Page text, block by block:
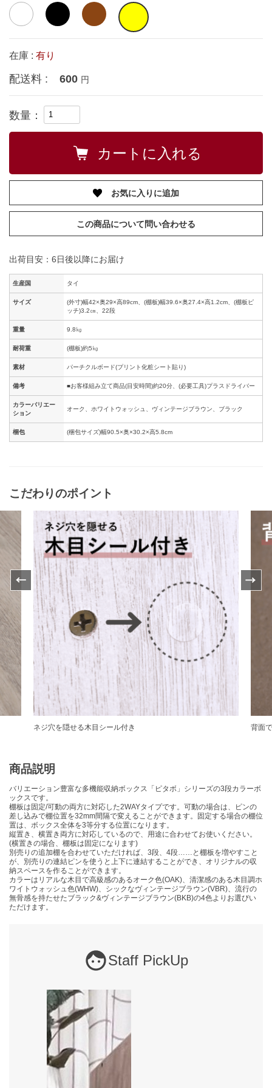
在庫 : 有り
配送料 : 600 円
数量：
お気に入りに追加
この商品について問い合わせる
出荷目安：6日後以降にお届け
生産国 タイ
サイズ
(外寸)幅42×奥29×高89cm、(棚板)幅39.6×奥27.4×高1.2cm、(棚板ピ
ッチ)3.2㎝、22段
重量 9.8㎏
耐荷重 (棚板)約5㎏
素材 パーチクルボード(プリント化粧シート貼り)
備考 ■お客様組み立て商品(目安時間)約20分、(必要工具)プラスドライバー
カラーバリエー
ション
オーク、ホワイトウォッシュ、ヴィンテージブラウン、ブラック
梱包 (梱包サイズ)幅90.5×奥×30.2×高5.8cm
こだわりのポイント
Previ
ous
ネジ穴を隠せる木目シール付き 背面
Next
商品説明
バリエーション豊富な多機能収納ボックス「ピタボ」シリーズの3段カラーボ
ックスです。
棚板は固定/可動の両方に対応した2WAYタイプです。可動の場合は、ピンの
差し込みで棚位置を32mm間隔で変えることができます。固定する場合の棚位
置は、ボックス全体を3等分する位置になります。
縦置き、横置き両方に対応しているので、用途に合わせてお使いください。
(横置きの場合、棚板は固定になります)
別売りの追加棚を合わせていただければ、3段、4段……と棚板を増やすこと
が、別売りの連結ピンを使うと上下に連結することができ、オリジナルの収
納スペースを作ることができます。
カラーはリアルな木目で高級感のあるオーク色(OAK)、清潔感のある木目調ホ
ワイトウォッシュ色(WHW)、シックなヴィンテージブラウン(VBR)、流行の
無骨感を持たせたブラック&ヴィンテージブラウン(BKB)の4色よりお選びい
ただけます。
Staff PickUp